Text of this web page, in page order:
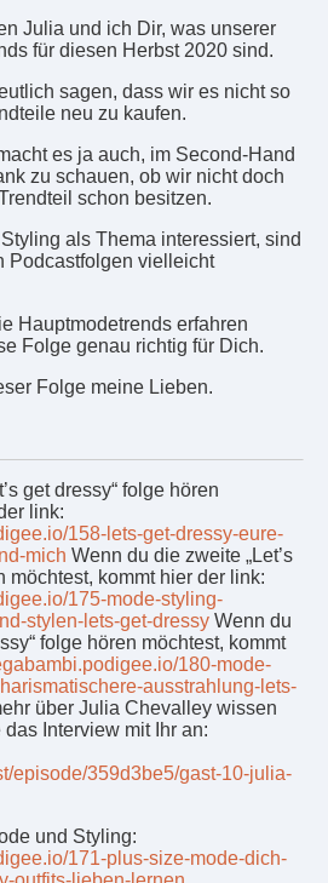
Julia und ich Dir, was unserer
für diesen Herbst 2020 sind.
sagen, dass wir es nicht so
neu zu kaufen.
es ja auch, im Second-Hand
zu schauen, ob wir nicht doch
schon besitzen.
als Thema interessiert, sind
Podcastfolgen vielleicht
Hauptmodetrends erfahren
Folge genau richtig für Dich.
Folge meine Lieben.
get dressy“ folge hören
link:
158-lets-get-dressy-eure-
mich Wenn du die zweite „Let’s
möchtest, kommt hier der link:
175-mode-styling-
stylen-lets-get-dressy Wenn du
folge hören möchtest, kommt
180-mode-
ausstrahlung-lets-
über Julia Chevalley wissen
Interview mit Ihr an:
episode/359d3be5/gast-10-julia-
und Styling:
171-plus-size-mode-dich-